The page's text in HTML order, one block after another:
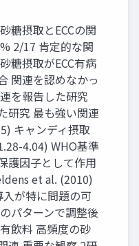
糖摂取とECCの関
2/17 肯定的な関
糖摂取がECC有病
関連を認めなかっ
を報告した研究
研究 最も強い関連
キャンディ摂取
4.04) WHO基準
護因子として作用
et al. (2010)
が特に問題の可
パターンで調整後
飲料 高頻度の砂